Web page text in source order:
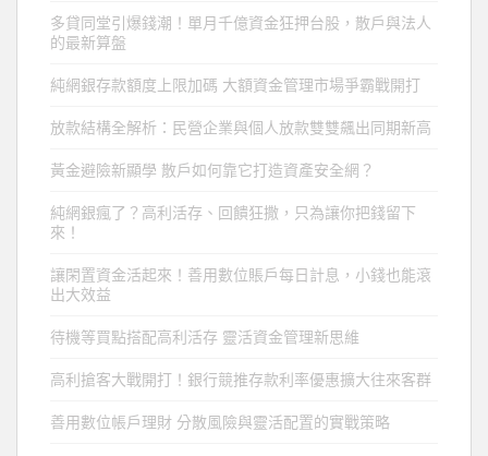
多貸同堂引爆錢潮！單月千億資金狂押台股，散戶與法人
的最新算盤
純網銀存款額度上限加碼 大額資金管理市場爭霸戰開打
放款結構全解析：民營企業與個人放款雙雙飆出同期新高
黃金避險新顯學 散戶如何靠它打造資產安全網？
純網銀瘋了？高利活存、回饋狂撒，只為讓你把錢留下
來！
讓閑置資金活起來！善用數位賬戶每日計息，小錢也能滾
出大效益
待機等買點搭配高利活存 靈活資金管理新思維
高利搶客大戰開打！銀行競推存款利率優惠擴大往來客群
善用數位帳戶理財 分散風險與靈活配置的實戰策略